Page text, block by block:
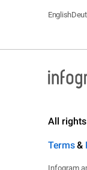
English
All
Terms&
Infogram